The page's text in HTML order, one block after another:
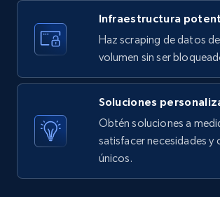
Infraestructura
Haz scraping de datos
volumen sin ser
Soluciones
Obtén soluciones a
satisfacer necesidades y
únicos.